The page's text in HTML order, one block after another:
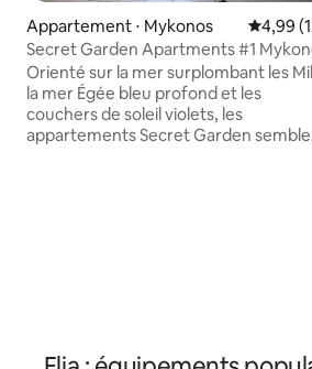
Appartement ⋅ Mykonos
4,99
Secret Garden Apartments #1
town
Orienté sur la mer surplombant les
la mer Égée bleu profond et les
couchers de soleil violets, les
appartements Secret Garden